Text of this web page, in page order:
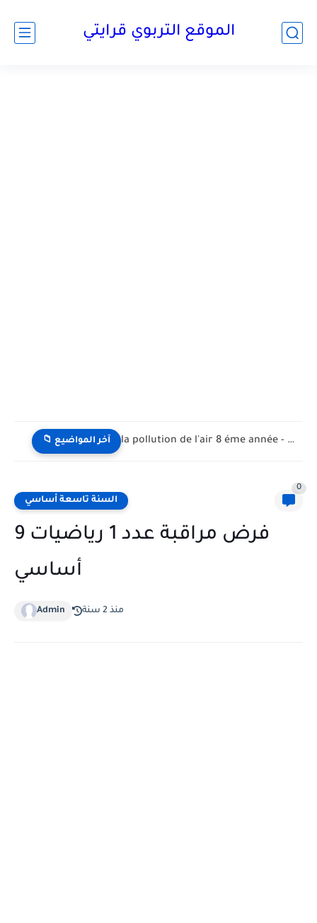
الموقع التربوي قرايتي
📁 آخر المواضيع la pollution de l'air 8 éme année - تلوث الهواء...
السنة تاسعة أساسي
0
فرض مراقبة عدد 1 رياضيات 9
أساسي
Admin منذ 2 سنة